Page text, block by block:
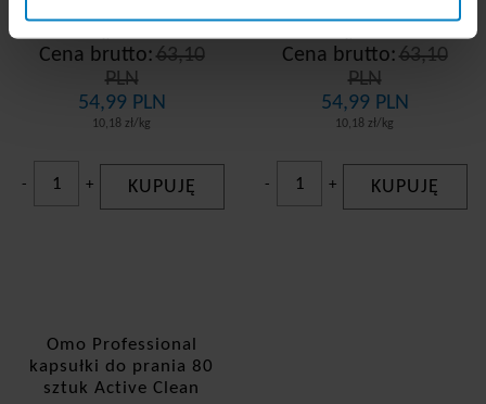
Cena brutto: 63,10
PLN
54,99 PLN
10,18 zł/kg
- + KUPUJĘ
Cena brutto: 63,10
PLN
54,99 PLN
10,18 zł/kg
- + KUPUJĘ
Omo Professional
kapsułki do prania 80
sztuk Active Clean